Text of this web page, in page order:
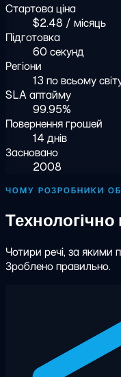
Стартова ціна
$2.48 / місяць
Підготовка
60 секунд
Регіони
13 по всьому
SLA аптайму
99.95%
Повернення грошей
14 днів
Засновано
2008
ЧОМУ РОЗРОБНИКИ
Технологічно
Чотири речі, за якими
Зроблено правильно.